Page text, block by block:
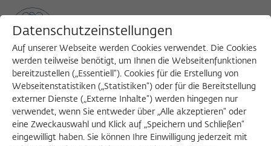
MENU
Search
Datenschutzeinstellungen
Auf unserer Webseite werden Cookies verwendet. Die Cookies
werden teilweise benötigt, um Ihnen die Webseitenfunktionen
bereitzustellen („Essentiell“). Cookies für die Erstellung von
Webseitenstatistiken („Statistiken“) oder für die Bereitstellung
externer Dienste („Externe Inhalte“) werden hingegen nur
verwendet, wenn Sie entweder über „Alle akzeptieren“ oder
eine Zweckauswahl und Klick auf „Speichern und Schließen“
eingewilligt haben. Sie können Ihre Einwilligung jederzeit mit